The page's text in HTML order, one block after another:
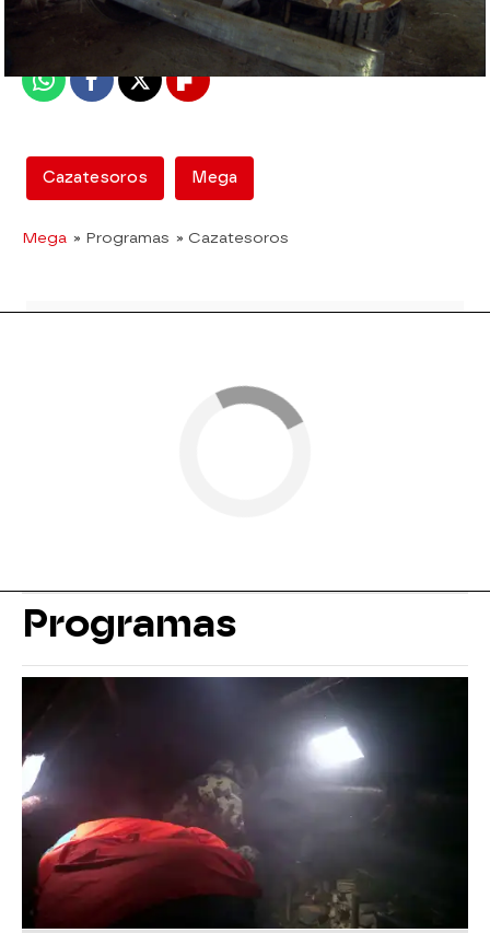
06 de febrero de 2020, 19:34
WhatsappFacebook
X Flipboard
Cazatesoros Mega
Mega » Programas » Cazatesoros
Programas